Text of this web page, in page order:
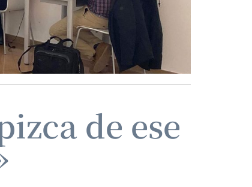
de ese